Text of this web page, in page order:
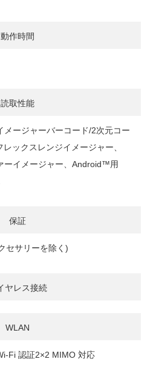
動作時間
読取性能
メージャーバーコード/2次元コー
ックスレンジイメージャー、
ーイメージャー、Android™用
保証
セサリーを除く)
ヤレス接続
WLAN
Fi 認証2×2 MIMO 対応